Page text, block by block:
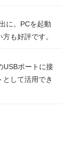
に。PCを起動
も好評です。
USBポートに接
して活用でき